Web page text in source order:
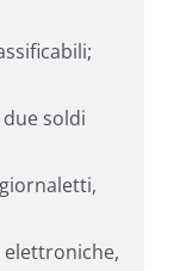
soldi